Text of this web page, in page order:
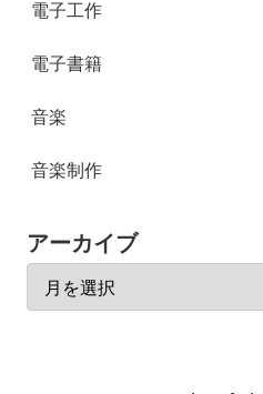
電子工作
電子書籍
音楽
音楽制作
アーカイブ